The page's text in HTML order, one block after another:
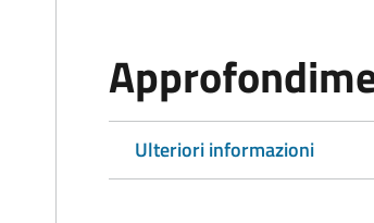
Ulteriori informazioni